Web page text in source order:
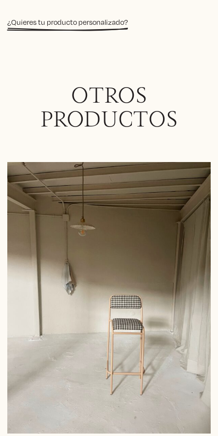
¿Quieres tu producto personalizado?
OTROS
PRODUCTOS